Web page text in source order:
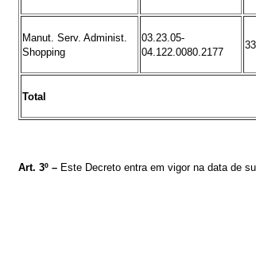
Manut. Serv. Administ.
Shopping
03.23.05-
04.122.0080.2177
Total
Art. 3º – Este Decreto entra em vigor na data de